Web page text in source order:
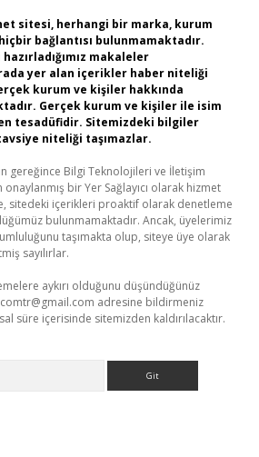
sitesi, herhangi bir marka, kurum
bağlantısı bulunmamaktadır.
makaleler
yer alan içerikler haber niteliği
kurum ve kişiler hakkında
Gerçek kurum ve kişiler ile isim
tesadüfidir. Sitemizdeki bilgiler
niteliği taşımazlar.
gereğince Bilgi Teknolojileri ve İletişim
onaylanmış bir Yer Sağlayıcı olarak hizmet
sitedeki içerikleri proaktif olarak denetleme
bulunmamaktadır. Ancak, üyelerimiz
taşımakta olup, siteye üye olarak
sayılırlar.
aykırı olduğunu düşündüğünüz
adresine bildirmeniz
süre içerisinde sitemizden kaldırılacaktır.